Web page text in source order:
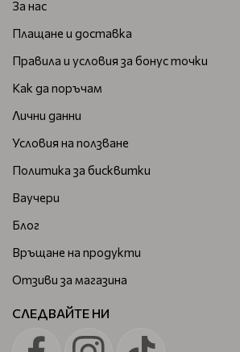
За нас
Плащане и доставка
Правила и условия за бонус точки
Как да поръчам
Лични данни
Условия на ползване
Политика за бисквитки
Ваучери
Блог
Връщане на продукти
Отзиви за магазина
СЛЕДВАЙТЕ НИ